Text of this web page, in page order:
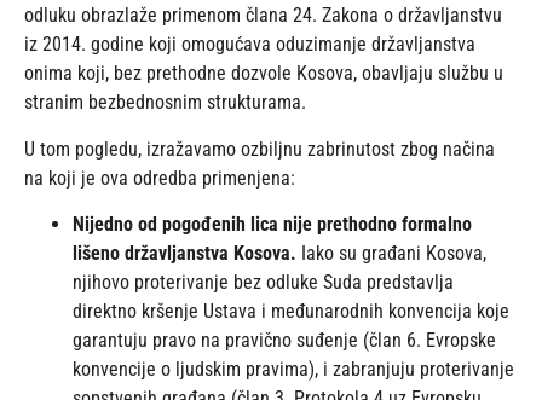
odluku obrazlaže primenom člana 24. Zakona o državljanstvu
iz 2014. godine koji omogućava oduzimanje državljanstva
onima koji, bez prethodne dozvole Kosova, obavljaju službu u
stranim bezbednosnim strukturama.
U tom pogledu, izražavamo ozbiljnu zabrinutost zbog načina
na koji je ova odredba primenjena:
Nijedno od pogođenih lica nije prethodno formalno
lišeno državljanstva Kosova. Iako su građani Kosova,
njihovo proterivanje bez odluke Suda predstavlja
direktno kršenje Ustava i međunarodnih konvencija koje
garantuju pravo na pravično suđenje (član 6. Evropske
konvencije o ljudskim pravima), i zabranjuju proterivanje